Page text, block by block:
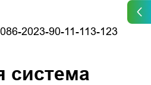
2023-90-11-113-123
система